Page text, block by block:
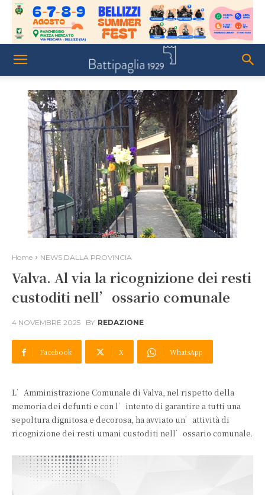
Home NEWS DALLA PROVINCIA
Valva. Al via la ricognizione dei resti
custoditi nell’ossario comunale
4 NOVEMBRE 2025 BY REDAZIONE
Facebook X WhatsApp
L’Amministrazione Comunale di Valva, nel rispetto della
memoria dei defunti e con l’intento di garantire a tutti una
sepoltura dignitosa e decorosa, ha avviato un’attività di
ricognizione dei resti umani custoditi nell’ossario comunale.